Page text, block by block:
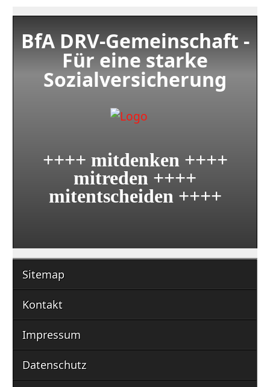
BfA DRV-Gemeinschaft -
Für eine starke
Sozialversicherung
++++ mitdenken ++++
mitreden ++++
mitentscheiden ++++
Sitemap
Kontakt
Impressum
Datenschutz